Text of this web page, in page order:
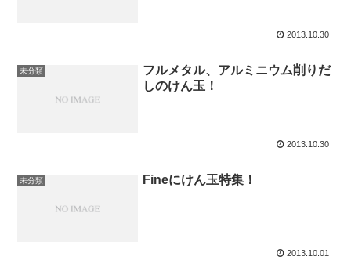
2013.10.30
未分類
フルメタル、アルミニウム削りだ
しのけん玉！
2013.10.30
未分類 Fineにけん玉特集！
2013.10.01